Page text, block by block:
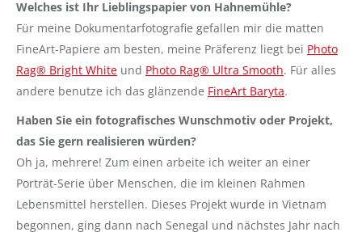
Welches ist Ihr Lieblingspapier von Hahnemühle?
Für meine Dokumentarfotografie gefallen mir die matten
FineArt-Papiere am besten, meine Präferenz liegt bei Photo
Rag® Bright White und Photo Rag® Ultra Smooth. Für alles
andere benutze ich das glänzende FineArt Baryta.
Haben Sie ein fotografisches Wunschmotiv oder Projekt,
das Sie gern realisieren würden?
Oh ja, mehrere! Zum einen arbeite ich weiter an einer
Porträt-Serie über Menschen, die im kleinen Rahmen
Lebensmittel herstellen. Dieses Projekt wurde in Vietnam
begonnen, ging dann nach Senegal und nächstes Jahr nach